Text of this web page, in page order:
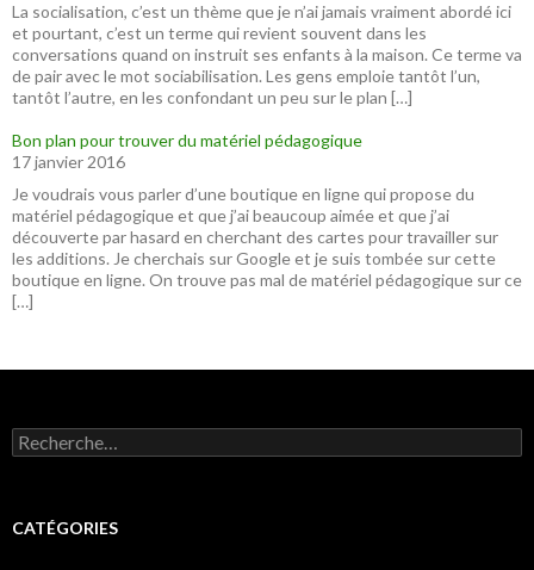
La socialisation, c’est un thème que je n’ai jamais vraiment abordé ici
et pourtant, c’est un terme qui revient souvent dans les
conversations quand on instruit ses enfants à la maison. Ce terme va
de pair avec le mot sociabilisation. Les gens emploie tantôt l’un,
tantôt l’autre, en les confondant un peu sur le plan […]
Bon plan pour trouver du matériel pédagogique
17 janvier 2016
Je voudrais vous parler d’une boutique en ligne qui propose du
matériel pédagogique et que j’ai beaucoup aimée et que j’ai
découverte par hasard en cherchant des cartes pour travailler sur
les additions. Je cherchais sur Google et je suis tombée sur cette
boutique en ligne. On trouve pas mal de matériel pédagogique sur ce
[…]
R
e
e
CATÉGORIES